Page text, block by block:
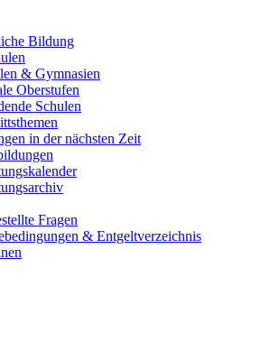
Bildung
& Gymnasien
Oberstufen
Schulen
in der nächsten Zeit
Fragen
& Entgeltverzeichnis